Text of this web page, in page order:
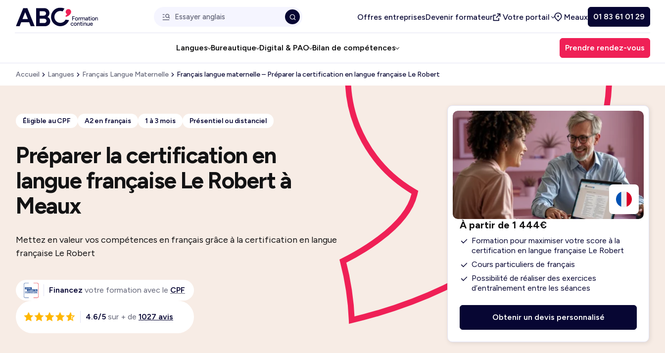
Offres entreprisesDevenir formateur Votre portail Meaux 01 83 61 01 29
Langues Bureautique Digital & PAO Bilan de compétences Prendre rendez-vous
Accueil Langues Français Langue Maternelle Français langue maternelle – Préparer la certification en langue française Le Robert
Préparer la certification en
langue française Le Robert à
Meaux
Éligible au CPF A2 en français 1 à 3 mois Présentiel ou distanciel
Mettez en valeur vos compétences en français grâce à la certification en langue
française Le Robert
Financez votre formation avec le CPF
4.6/5 sur + de 1027 avis
À partir de 1 444€
Formation pour maximiser votre score à la
certification en langue française Le Robert
Cours particuliers de français
Possibilité de réaliser des exercices
d’entraînement entre les séances
Obtenir un devis personnalisé